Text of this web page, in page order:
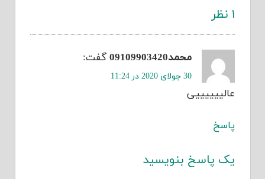
۱ نظر
محمد09109903420 گفت:
30 جولای 2020 در 11:24
عالییییییی
پاسخ
یک پاسخ بنویسید